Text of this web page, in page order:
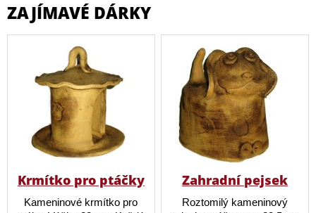
ZAJÍMAVÉ DÁRKY
Krmítko pro ptáčky
Kameninové krmítko pro
Zahradní pejsek
Roztomilý kameninový